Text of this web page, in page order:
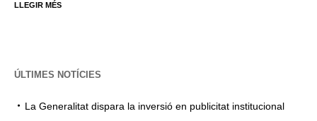
LLEGIR MÉS
ÚLTIMES NOTÍCIES
La Generalitat dispara la inversió en publicitat institucional